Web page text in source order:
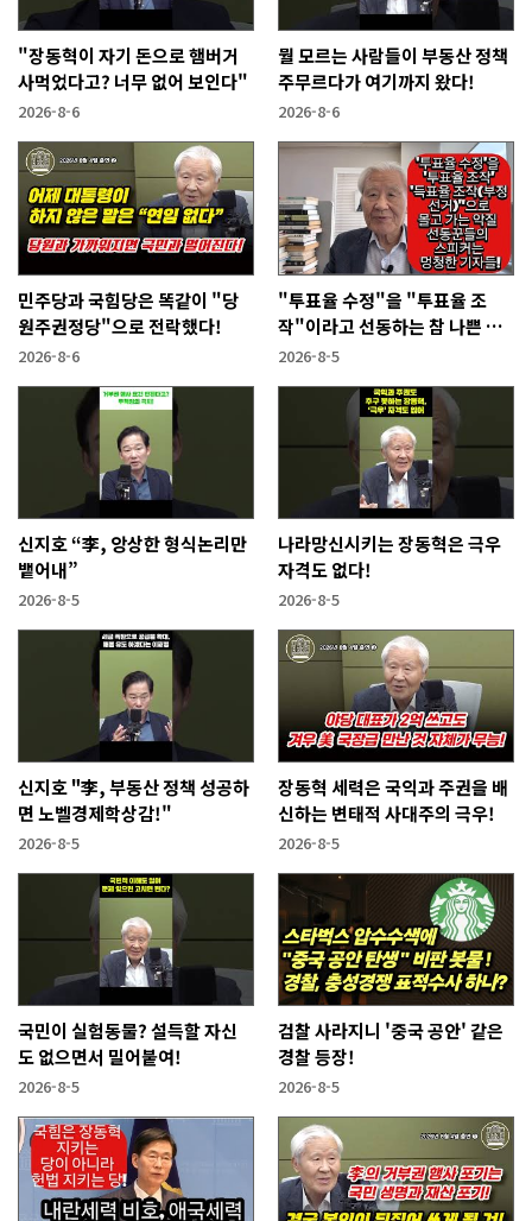
"장동혁이 자기 돈으로 햄버거
사먹었다고? 너무 없어 보인다"
2026-8-6
뭘 모르는 사람들이 부동산 정책
주무르다가 여기까지 왔다!
2026-8-6
민주당과 국힘당은 똑같이 "당
원주권정당"으로 전락했다!
2026-8-6
"투표율 수정"을 "투표율 조
작"이라고 선동하는 참 나쁜 사
람들!
2026-8-5
신지호 “李, 앙상한 형식논리만
뱉어내”
2026-8-5
나라망신시키는 장동혁은 극우
자격도 없다!
2026-8-5
신지호 "李, 부동산 정책 성공하
면 노벨경제학상감!"
2026-8-5
장동혁 세력은 국익과 주권을 배
신하는 변태적 사대주의 극우!
2026-8-5
국민이 실험동물? 설득할 자신
도 없으면서 밀어붙여!
2026-8-5
검찰 사라지니 '중국 공안' 같은
경찰 등장!
2026-8-5